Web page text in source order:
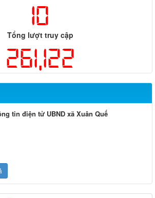
10
Tổng lượt truy cập
261,122
tin điện tử UBND xã Xuân Quế